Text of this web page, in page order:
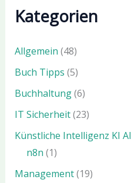
Kategorien
Allgemein (48)
Buch Tipps (5)
Buchhaltung(6)
IT Sicherheit(23)
Künstliche Intelligenz KI AI
n8n (1)
Management(19)